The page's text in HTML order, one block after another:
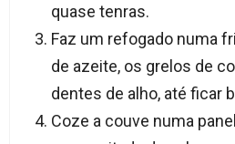
quase tenras.
Faz um refogado numa
de azeite, os grelos de
dentes de alho, até ficar
Coze a couve numa